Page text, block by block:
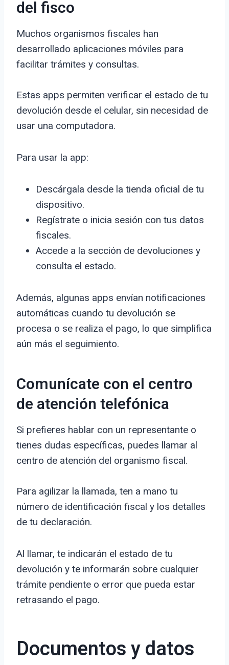
del fisco
Muchos organismos fiscales han
desarrollado aplicaciones móviles para
facilitar trámites y consultas.
Estas apps permiten verificar el estado de tu
devolución desde el celular, sin necesidad de
usar una computadora.
Para usar la app:
Descárgala desde la tienda oficial de tu
dispositivo.
Regístrate o inicia sesión con tus datos
fiscales.
Accede a la sección de devoluciones y
consulta el estado.
Además, algunas apps envían notificaciones
automáticas cuando tu devolución se
procesa o se realiza el pago, lo que simplifica
aún más el seguimiento.
Comunícate con el centro
de atención telefónica
Si prefieres hablar con un representante o
tienes dudas específicas, puedes llamar al
centro de atención del organismo fiscal.
Para agilizar la llamada, ten a mano tu
número de identificación fiscal y los detalles
de tu declaración.
Al llamar, te indicarán el estado de tu
devolución y te informarán sobre cualquier
trámite pendiente o error que pueda estar
retrasando el pago.
Documentos y datos